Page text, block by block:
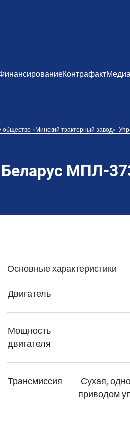
ФинансированиеКонтрафакт
общество «Минский тракторный завод» -
МПЛ-
Основные характеристики
Двигатель
Мощность
двигателя
Трансмиссия
Сухая,
приводом